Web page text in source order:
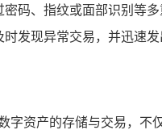
码、指纹或面部识别等
发现异常交易，并迅速
资产的存储与交易，